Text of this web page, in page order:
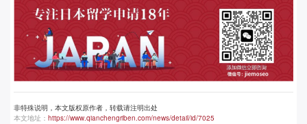
非特殊说明，本文版权原作者，转载请注明出处
本文地址： https://www.qianchengriben.com/news/detail/id/7025